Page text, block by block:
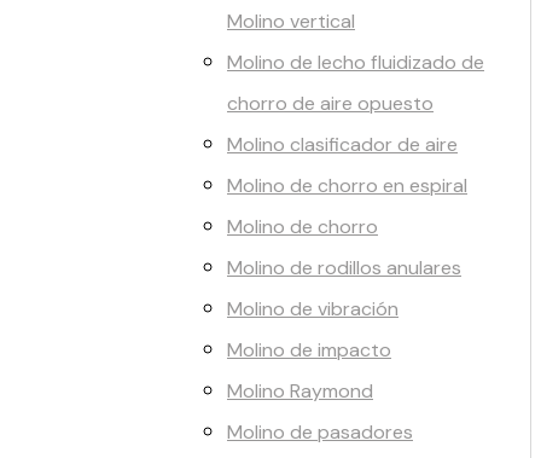
Molino vertical
Molino de lecho fluidizado de
chorro de aire opuesto
Molino clasificador de aire
Molino de chorro en espiral
Molino de chorro
Molino de rodillos anulares
Molino de vibración
Molino de impacto
Molino Raymond
Molino de pasadores